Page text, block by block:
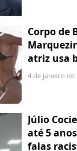
Corpo de
atriz usa
body
4 de janeiro de
Júlio
até 5
falas